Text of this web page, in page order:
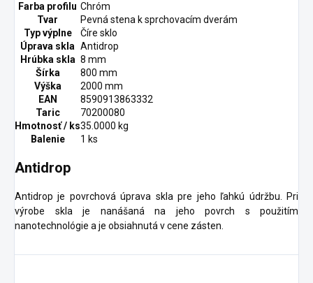
Farba profilu Chróm
Tvar
Pevná stena k sprchovacím dverám
Typ výplne
Číre sklo
Úprava skla Antidrop
Hrúbka skla 8 mm
Šírka
800 mm
Výška
2000 mm
EAN
8590913863332
Taric
70200080
Hmotnosť / ks35.0000 kg
Balenie
1 ks
Antidrop
Antidrop je povrchová úprava skla pre jeho ľahkú údržbu. Pri
výrobe skla je nanášaná na jeho povrch s použitím
nanotechnológie a je obsiahnutá v cene zásten.